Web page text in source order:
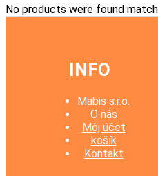
No products were found
INFO
Mabis s.r.o.
O nás
Môj účet
košík
Kontakt